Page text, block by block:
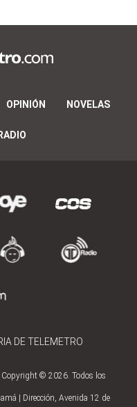
OPINIÓN NOVELAS
DE TELEMETRO
Copyright © 2026. Todos los
| Dirección, Avenida 12 de